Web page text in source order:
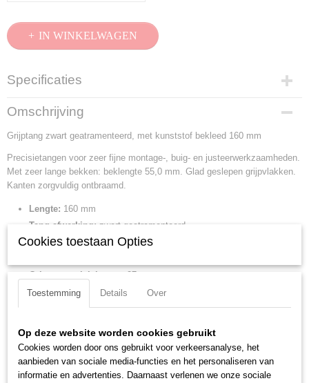
IN WINKELWAGEN
Specificaties
Productcode
31 21 160
EAN code
Productcode leverancier
31 21 160
0,10 Kg
Bruto gewicht
0,10 Kg
16 x 5,50 x 1,50 cm
Omschrijving
Grijptang zwart geatramenteerd, met kunststof bekleed 160 mm
Precisietangen voor zeer fijne montage-, buig- en justeerwerkzaamheden.
Met zeer lange bekken: beklengte 55,0 mm. Glad geslepen grijpvlakken.
Kanten zorgvuldig ontbraamd.
Lengte: 160 mm
Tang afwerking: zwart geatramenteerd
Benen/handgrepen: met kunststof bekleed
Grip oppervlak lengte: 27 mm
Hoek:45 graden
16 mm
Bek lengte:
55 mm
Bek type:vlakke, smalle bekken
Bek dikte:7.5 mm
Cookies toestaan Opties
Toestemming Details Over
Op deze website worden cookies gebruikt
Cookies worden door ons gebruikt voor verkeersanalyse, het
aanbieden van sociale media-functies en het personaliseren van
informatie en advertenties. Daarnaast verlenen we onze sociale